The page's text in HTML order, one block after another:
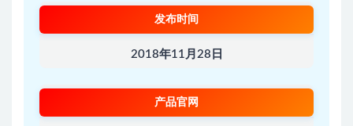
发布时间
2018年11月28日
产品官网